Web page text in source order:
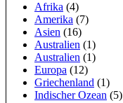
Afrika (4)
Amerika (7)
Asien (16)
Australien (1)
Australien (1)
Europa (12)
Griechenland (1)
Indischer Ozean (5)